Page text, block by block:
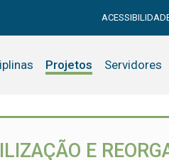
Projetos Servidores
E